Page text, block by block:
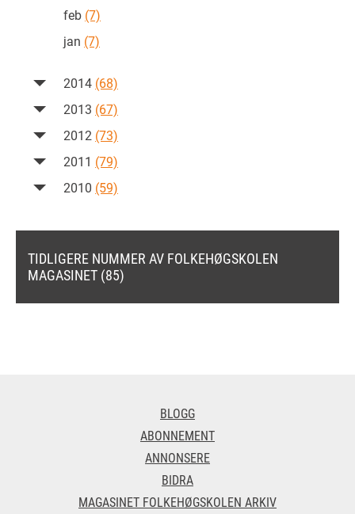
feb (7)
jan (7)
2014 (68)
2013 (67)
2012 (73)
2011 (79)
2010 (59)
TIDLIGERE NUMMER AV FOLKEHØGSKOLEN
MAGASINET (85)
BLOGG
ABONNEMENT
ANNONSERE
BIDRA
MAGASINET FOLKEHØGSKOLEN ARKIV